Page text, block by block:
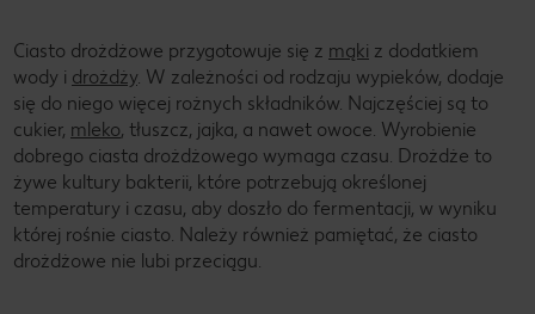
Ciasto drożdżowe przygotowuje się z mąki z dodatkiem
wody i drożdży. W zależności od rodzaju wypieków, dodaje
się do niego więcej rożnych składników. Najczęściej są to
cukier, mleko, tłuszcz, jajka, a nawet owoce. Wyrobienie
dobrego ciasta drożdżowego wymaga czasu. Drożdże to
żywe kultury bakterii, które potrzebują określonej
temperatury i czasu, aby doszło do fermentacji, w wyniku
której rośnie ciasto. Należy również pamiętać, że ciasto
drożdżowe nie lubi przeciągu.